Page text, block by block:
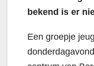
bekend is er
Een groepje